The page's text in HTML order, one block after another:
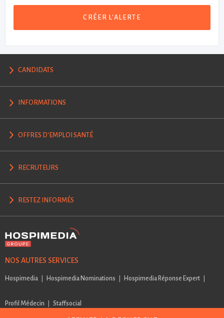
CRÉER L'ALERTE
CANDIDATS
INFORMATIONS
OFFRES D'EMPLOI SANTÉ
RECRUTEURS
RESTEZ INFORMÉS
NOS AUTRES SERVICES
Hospimedia Hospimedia Nominations Hospimedia Réponse Expert
Profil Médecin Staffsocial